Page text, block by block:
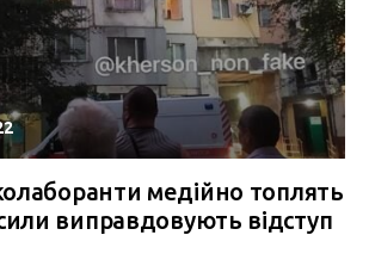
медійно топлять
виправдовують відступ